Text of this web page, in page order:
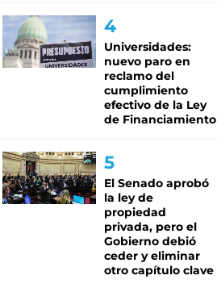
Universidades:
nuevo paro en
reclamo del
cumplimiento
efectivo de la Ley
de Financiamiento
El Senado aprobó
la ley de
propiedad
privada, pero el
Gobierno debió
ceder y eliminar
otro capítulo clave